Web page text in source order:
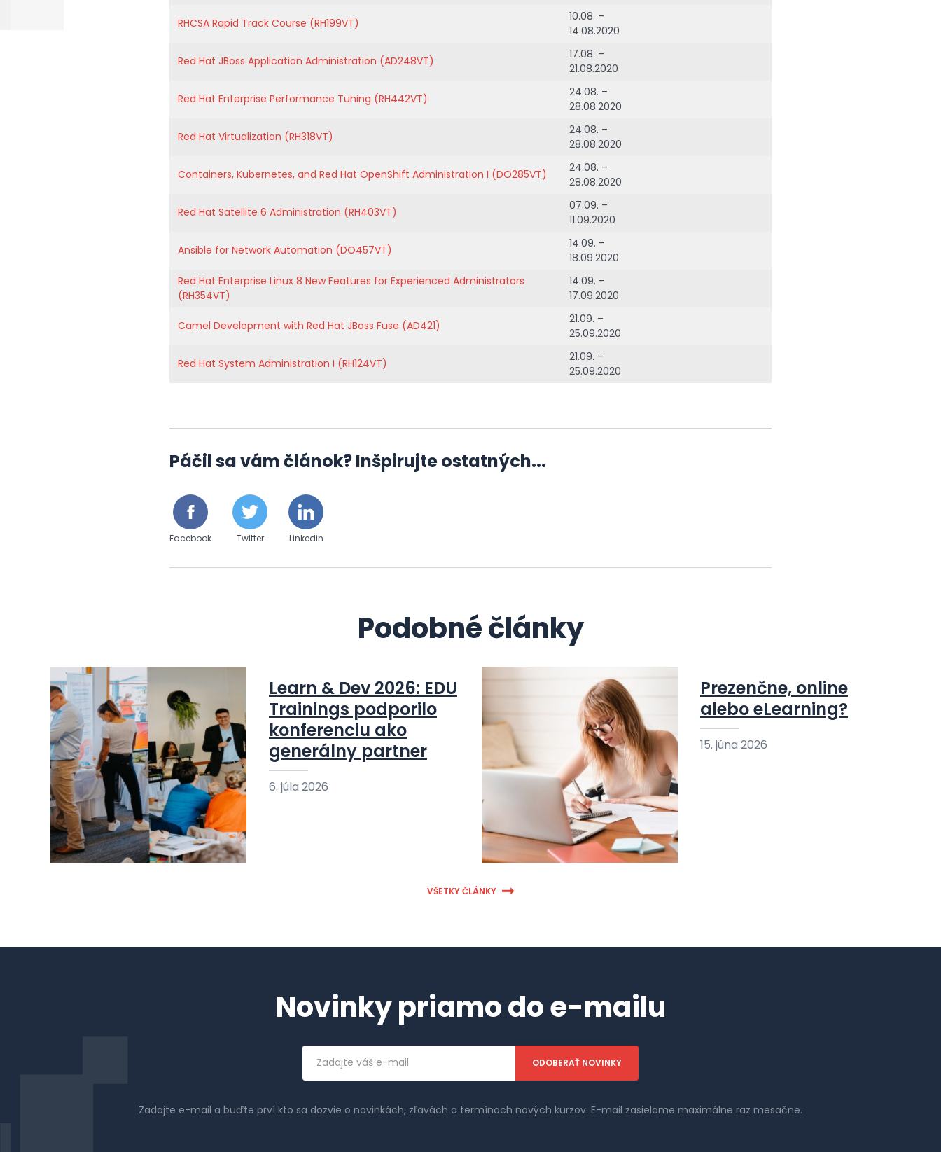
RHCSA Rapid Track Course (RH199VT)
10.08. –
14.08.2020
Red Hat JBoss Application Administration (AD248VT)
17.08. –
21.08.2020
Red Hat Enterprise Performance Tuning (RH442VT)
24.08. –
28.08.2020
Red Hat Virtualization (RH318VT)
24.08. –
28.08.2020
Containers, Kubernetes, and Red Hat OpenShift Administration I (DO285VT)
24.08. –
28.08.2020
Red Hat Satellite 6 Administration (RH403VT)
07.09. –
11.09.2020
Ansible for Network Automation (DO457VT)
14.09. –
18.09.2020
Red Hat Enterprise Linux 8 New Features for Experienced Administrators
(RH354VT)
14.09. –
17.09.2020
Camel Development with Red Hat JBoss Fuse (AD421)
21.09. –
25.09.2020
Red Hat System Administration I (RH124VT)
21.09. –
25.09.2020
Páčil sa vám článok? Inšpirujte ostatných...
Facebook Twitter Linkedin
Podobné články
Learn & Dev 2026: EDU
Trainings podporilo
konferenciu ako
generálny partner
6. júla 2026
Prezenčne, online
alebo eLearning?
15. júna 2026
VŠETKY ČLÁNKY
Novinky priamo do e-mailu
Emailová
adresa
Zadajte e-mail a buďte prví kto sa dozvie o novinkách, zľavách a termínoch nových kurzov. E-mail zasielame maximálne raz mesačne.